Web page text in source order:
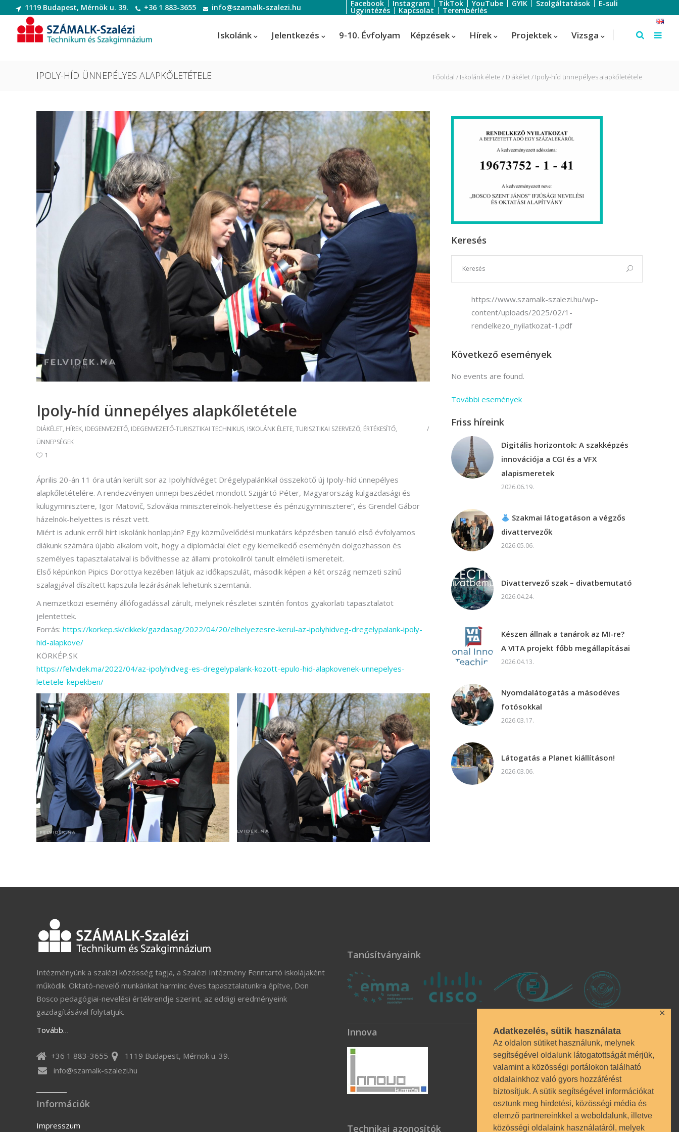
Adatkezelés, sütik használata
Az oldalon sütiket használunk, melynek
segítségével oldalunk látogatottságát mérjük,
valamint a közösségi portálokon található
oldalainkhoz való gyors hozzáférést
biztosítjuk. A sütik segítségével információkat
osztunk meg hirdetési, közösségi média és
elemző partnereinkkel a weboldalunk, illetve
közösségi oldalaink használatáról, melyek
✕
1119 Budapest, Mérnök u. 39. +36 1 883-3655 info@szamalk-szalezi.hu Facebook Instagram TikTok YouTube GYIK Szolgáltatások E-suli
Ügyintézés Kapcsolat Terembérlés
Iskolánk Jelentkezés 9-10. Évfolyam Képzések
alkalmazás-üzemeltető technikus
Informatikai rendszer- és
alkalmazás-üzemeltető technikus
Szoftverfejlesztő és -tesztelő
Szoftverfejlesztő és -tesztelő
Dekoratőr
Digitális festő és média designer
Digitális festő és média designer
Divat-, jelmez- és díszlettervező
(Divattervező)
Divat-, jelmez- és díszlettervező
(Divattervező)
Fotográfus (Kreatív fotográfus)
Fotográfus (Kreatív fotográfus)
Grafikus
Grafikus
Képző és iparművészeti
munkatárs (Festő)
Mozgókép- és animációkészítő
Mozgókép- és animációkészítő
Informatikai rendszer- és
alkalmazás-üzemeltető technikus
Turisztikai technikus – 1 éves
képzés!
(Idegenvezető)
szervező)
Hírek Projektek Vizsga
IPOLY-HÍD ÜNNEPÉLYES ALAPKŐLETÉTELE Főoldal Iskolánk élete Diákélet Ipoly-híd ünnepélyes alapkőletétele
Ipoly-híd ünnepélyes alapkőletétele
DIÁKÉLET, HÍREK, IDEGENVEZETŐ, IDEGENVEZETŐ-TURISZTIKAI TECHNIKUS, ISKOLÁNK ÉLETE, TURISZTIKAI SZERVEZŐ, ÉRTÉKESÍTŐ,
ÜNNEPSÉGEK
1
Április 20-án 11 óra után került sor az Ipolyhídvéget Drégelypalánkkal összekötő új Ipoly-híd ünnepélyes
alapkőletételére. A rendezvényen ünnepi beszédet mondott Szijjártó Péter, Magyarország külgazdasági és
külügyminisztere, Igor Matovič, Szlovákia miniszterelnök-helyettese és pénzügyminisztere”, és Grendel Gábor
házelnök-helyettes is részt vett.
Miért is adunk erről hírt iskolánk honlapján? Egy közművelődési munkatárs képzésben tanuló első évfolyamos
diákunk számára újabb alkalom volt, hogy a diplomáciai élet egy kiemelkedő eseményén dolgozhasson és
személyes tapasztalataival is bővíthesse az állami protokollról tanult elméleti ismereteit.
Első képünkön Pipics Dorottya kezében látjuk az időkapszulát, második képen a két ország nemzeti színű
szalagjával díszített kapszula lezárásának lehetünk szemtanúi.
A nemzetközi esemény állófogadással zárult, melynek részletei szintén fontos gyakorlati tapasztalatot
jelentettek.
Forrás: https://korkep.sk/cikkek/gazdasag/2022/04/20/elhelyezesre-kerul-az-ipolyhidveg-dregelypalank-ipoly-
hid-alapkove/
KÖRKÉP.SK
https://felvidek.ma/2022/04/az-ipolyhidveg-es-dregelypalank-kozott-epulo-hid-alapkovenek-unnepelyes-
letetele-kepekben/
Keresés
https://www.szamalk-szalezi.hu/wp-
content/uploads/2025/02/1-
rendelkezo_nyilatkozat-1.pdf
Következő események
No events are found.
További események
Friss híreink
Digitális horizontok: A szakképzés
innovációja a CGI és a VFX
alapismeretek
2026.06.19.
Szakmai látogatáson a végzős
divattervezők
2026.05.06.
Divattervező szak – divatbemutató
2026.04.24.
Készen állnak a tanárok az MI-re?
A VITA projekt főbb megállapításai
2026.04.13.
Nyomdalátogatás a másodéves
fotósokkal
2026.03.17.
Látogatás a Planet kiállításon!
2026.03.06.
Intézményünk a szalézi közösség tagja, a Szalézi Intézmény Fenntartó iskolájaként
működik. Oktató-nevelő munkánkat harminc éves tapasztalatunkra építve, Don
Bosco pedagógiai-nevelési értékrendje szerint, az eddigi eredményeink
gazdagításával folytatjuk.
Tovább…
+36 1 883-3655
1119 Budapest, Mérnök u. 39.
info@szamalk-szalezi.hu
Információk
Impresszum
Tanúsítványaink
Innova
Technikai azonosítók